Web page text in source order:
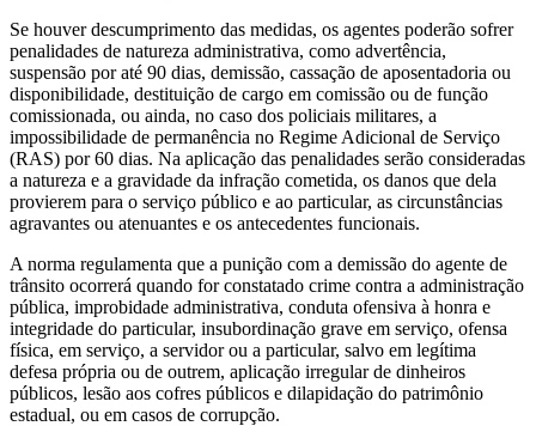
Se houver descumprimento das medidas, os agentes poderão sofrer
penalidades de natureza administrativa, como advertência,
suspensão por até 90 dias, demissão, cassação de aposentadoria ou
disponibilidade, destituição de cargo em comissão ou de função
comissionada, ou ainda, no caso dos policiais militares, a
impossibilidade de permanência no Regime Adicional de Serviço
(RAS) por 60 dias. Na aplicação das penalidades serão consideradas
a natureza e a gravidade da infração cometida, os danos que dela
provierem para o serviço público e ao particular, as circunstâncias
agravantes ou atenuantes e os antecedentes funcionais.
A norma regulamenta que a punição com a demissão do agente de
trânsito ocorrerá quando for constatado crime contra a administração
pública, improbidade administrativa, conduta ofensiva à honra e
integridade do particular, insubordinação grave em serviço, ofensa
física, em serviço, a servidor ou a particular, salvo em legítima
defesa própria ou de outrem, aplicação irregular de dinheiros
públicos, lesão aos cofres públicos e dilapidação do patrimônio
estadual, ou em casos de corrupção.